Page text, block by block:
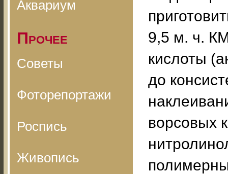
Аквариум
Прочее
Советы
Фоторепортажи
Роспись
Живопись
9,5 м. ч.
кислоты
до
ворсовых